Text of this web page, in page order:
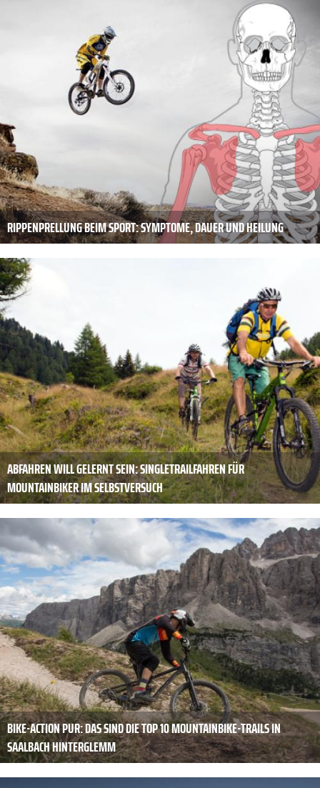
RIPPENPRELLUNG BEIM SPORT: SYMPTOME, DAUER UND HEILUNG
ABFAHREN WILL GELERNT SEIN: SINGLETRAILFAHREN FÜR
MOUNTAINBIKER IM SELBSTVERSUCH
BIKE-ACTION PUR: DAS SIND DIE TOP 10 MOUNTAINBIKE-TRAILS IN
SAALBACH HINTERGLEMM